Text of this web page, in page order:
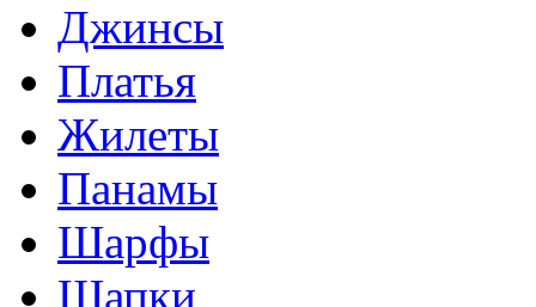
Джинсы
Платья
Жилеты
Панамы
Шарфы
Шапки